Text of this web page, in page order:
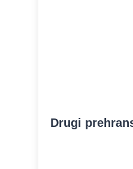
Drugi